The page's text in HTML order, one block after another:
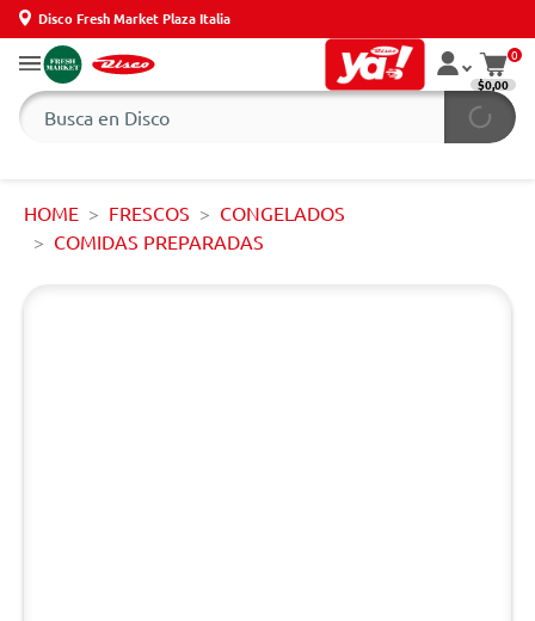
Disco Fresh Market Plaza Italia
0
$0,00
HOME FRESCOS
CONGELADOS
COMIDAS PREPARADAS